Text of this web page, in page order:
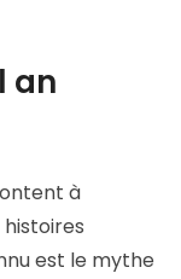
an
à
est le mythe